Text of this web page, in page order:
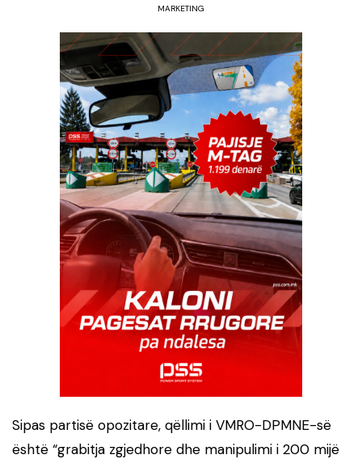
MARKETING
Sipas partisë opozitare, qëllimi i VMRO-DPMNE-së
është “grabitja zgjedhore dhe manipulimi i 200 mijë